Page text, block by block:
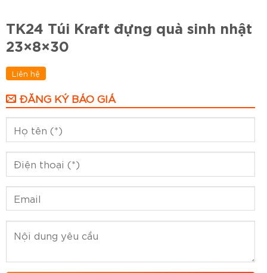
TK24 Túi Kraft đựng quà sinh nhật
23×8×30
Liên hệ
ĐĂNG KÝ BÁO GIÁ